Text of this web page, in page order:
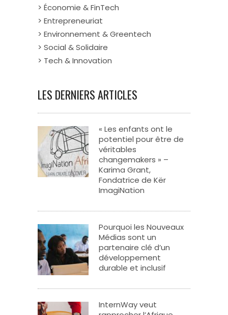
> Économie & FinTech
> Entrepreneuriat
> Environnement & Greentech
> Social & Solidaire
> Tech & Innovation
LES DERNIERS ARTICLES
« Les enfants ont le
potentiel pour être de
véritables
changemakers » –
Karima Grant,
Fondatrice de Kër
ImagiNation
Pourquoi les Nouveaux
Médias sont un
partenaire clé d’un
développement
durable et inclusif
InternWay veut